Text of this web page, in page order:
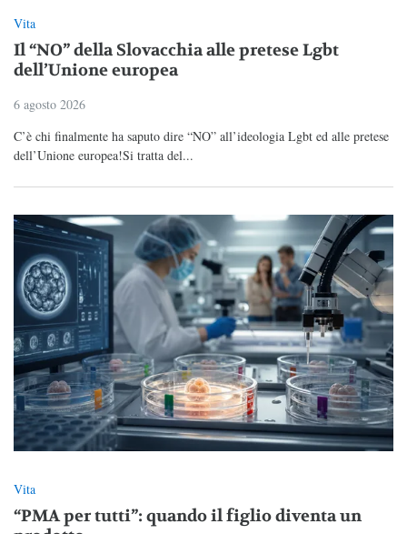
Vita
Il “NO” della Slovacchia alle pretese Lgbt
dell’Unione europea
6 agosto 2026
C’è chi finalmente ha saputo dire “NO” all’ideologia Lgbt ed alle pretese
dell’Unione europea!Si tratta del...
Vita
“PMA per tutti”: quando il figlio diventa un